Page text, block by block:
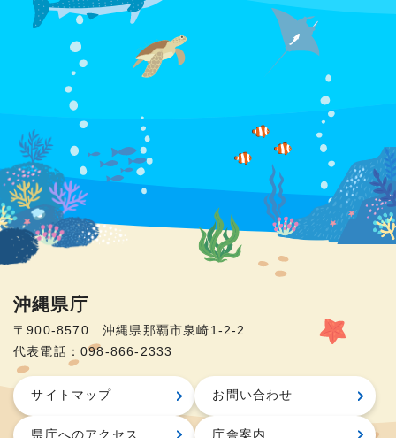
沖縄県庁
〒900-8570 沖縄県那覇市泉崎1-2-2
代表電話：098-866-2333
サイトマップ お問い合わせ
県庁へのアクセス 庁舎案内